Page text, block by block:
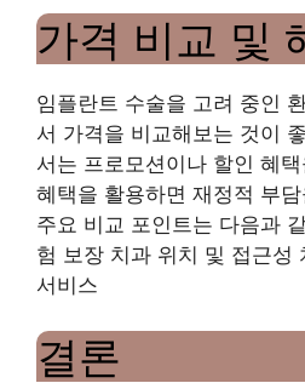
가격 비교 및
임플란트 수술을 고려 중인
서 가격을 비교해보는 것이
서는 프로모션이나 할인 혜
혜택을 활용하면 재정적 부
주요 비교 포인트는 다음과
험 보장 치과 위치 및 접근성
서비스
결론